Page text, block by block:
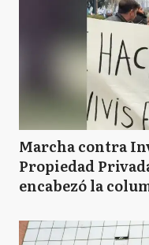
Marcha contra
Propiedad
encabezó la